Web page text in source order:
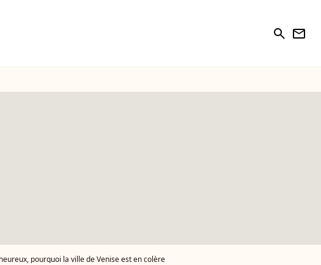
search newsletter
pourquoi la ville de Venise est en colère